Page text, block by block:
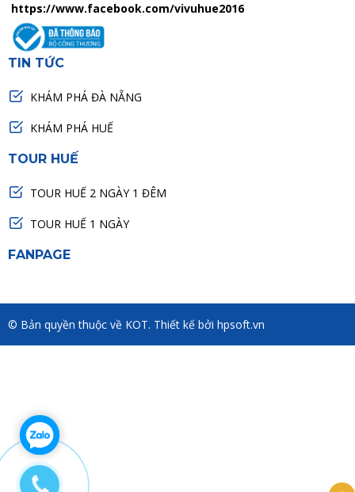
https://www.facebook.com/vivuhue2016
TIN TỨC
KHÁM PHÁ ĐÀ NẴNG
KHÁM PHÁ HUẾ
TOUR HUẾ
TOUR HUẾ 2 NGÀY 1 ĐÊM
TOUR HUẾ 1 NGÀY
FANPAGE
© Bản quyền thuộc về KOT. Thiết kế bởi hpsoft.vn